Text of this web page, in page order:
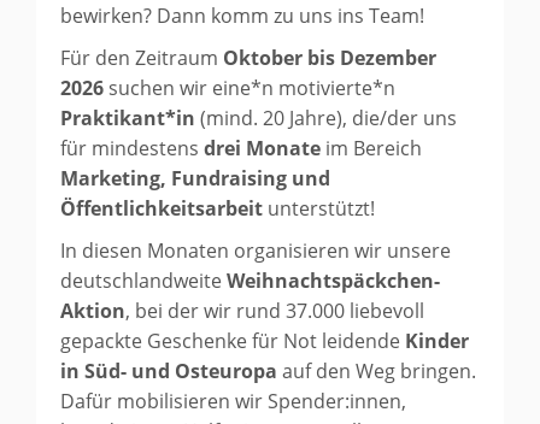
bewirken? Dann komm zu uns ins Team!
Für den Zeitraum Oktober bis Dezember
2026 suchen wir eine*n motivierte*n
Praktikant*in (mind. 20 Jahre), die/der uns
für mindestens drei Monate im Bereich
Marketing, Fundraising und
Öffentlichkeitsarbeit unterstützt!
In diesen Monaten organisieren wir unsere
deutschlandweiteWeihnachtspäckchen-
Aktion, bei der wir rund 37.000 liebevoll
gepackte Geschenke für Not leidende Kinder
in Süd- und Osteuropa auf den Weg bringen.
Dafür mobilisieren wir Spender:innen,